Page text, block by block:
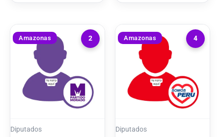
2
Amazonas
Diputados
4
Amazonas
Diputados